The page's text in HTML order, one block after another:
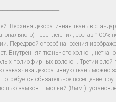
Верхняя декоративная ткань в
переплетения, состав 100%
Передовой способ нанесения
Внутренняя ткань - это холкон,
полиэфирных волокон. Третий слой
заказчика декоративную ткань можно
обязательное посещение
замков – молний (8мм ),